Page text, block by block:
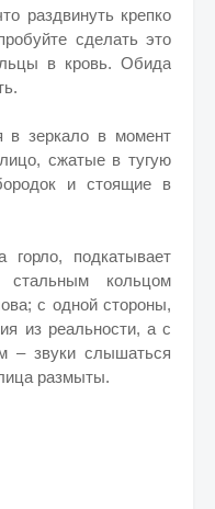
раздвинуть крепко
сделать это
в кровь. Обида
в зеркало в момент
сжатые в тугую
и стоящие в
подкатывает
кольцом
с одной стороны,
из реальности, а с
– звуки слышаться
размыты.